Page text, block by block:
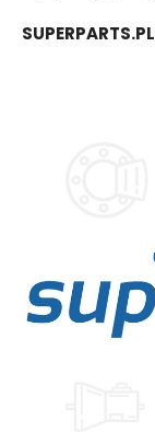
SUPERPARTS.PL